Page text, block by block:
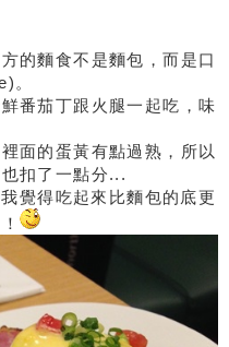
的麵食不是麵包，而是口
。
番茄丁跟火腿一起吃，味
面的蛋黃有點過熟，所以
扣了一點分...
覺得吃起來比麵包的底更